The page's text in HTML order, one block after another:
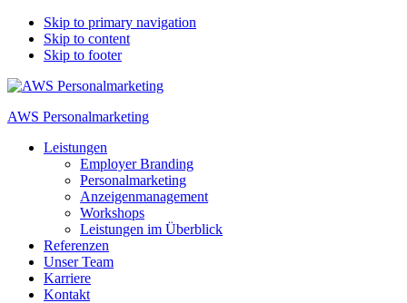
Skip to primary navigation
Skip to content
Skip to footer
AWS Personalmarketing
Leistungen
Employer Branding
Personalmarketing
Anzeigenmanagement
Workshops
Leistungen im Überblick
Referenzen
Unser Team
Karriere
Kontakt